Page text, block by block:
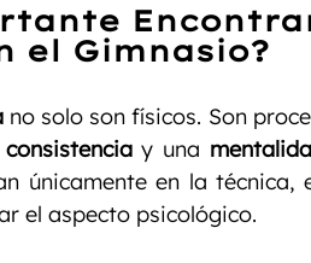
el Gimnasio?
no solo son físicos. Son
consistencia y una
únicamente en la técnica,
el aspecto psicológico.